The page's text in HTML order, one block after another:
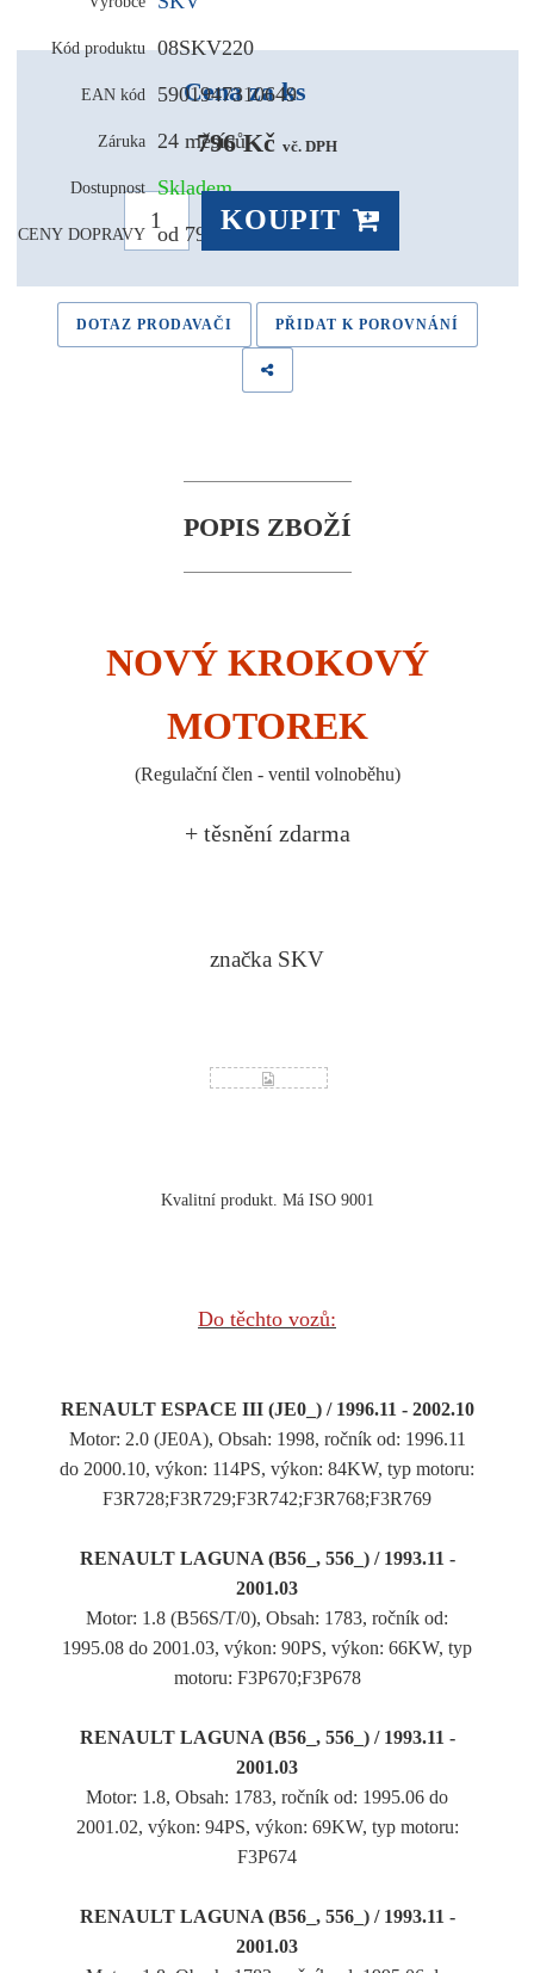
Kód produktu 08SKV220
EAN kód 5901947310649
Záruka 24 měsíců
Dostupnost Skladem
CENY DOPRAVY od 79,- Kč
Cena za ks
796 Kč vč. DPH
KOUPIT
DOTAZ PRODAVAČI PŘIDAT K POROVNÁNÍ
POPIS ZBOŽÍ
NOVÝ KROKOVÝ
MOTOREK
(Regulační člen - ventil volnoběhu)
+ těsnění zdarma
značka SKV
Kvalitní produkt. Má ISO 9001
Do těchto vozů:
RENAULT ESPACE III (JE0_) / 1996.11 - 2002.10
Motor: 2.0 (JE0A), Obsah: 1998, ročník od: 1996.11
do 2000.10, výkon: 114PS, výkon: 84KW, typ motoru:
F3R728;F3R729;F3R742;F3R768;F3R769
RENAULT LAGUNA (B56_, 556_) / 1993.11 -
2001.03
Motor: 1.8 (B56S/T/0), Obsah: 1783, ročník od:
1995.08 do 2001.03, výkon: 90PS, výkon: 66KW, typ
motoru: F3P670;F3P678
RENAULT LAGUNA (B56_, 556_) / 1993.11 -
2001.03
Motor: 1.8, Obsah: 1783, ročník od: 1995.06 do
2001.02, výkon: 94PS, výkon: 69KW, typ motoru:
F3P674
RENAULT LAGUNA (B56_, 556_) / 1993.11 -
2001.03